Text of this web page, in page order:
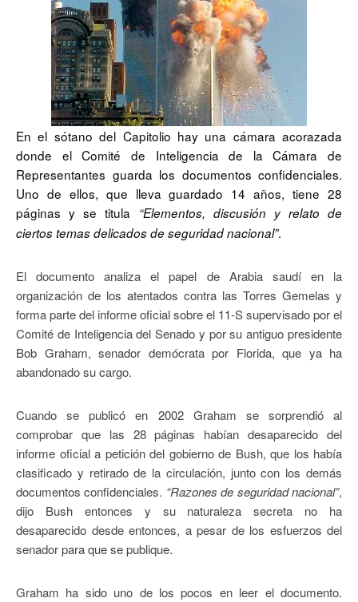
En el sótano del Capitolio hay una cámara acorazada
donde el Comité de Inteligencia de la Cámara de
Representantes guarda los documentos confidenciales.
Uno de ellos, que lleva guardado 14 años, tiene 28
páginas y se titula “Elementos, discusión y relato de
ciertos temas delicados de seguridad nacional”.
El documento analiza el papel de Arabia saudí en la
organización de los atentados contra las Torres Gemelas y
forma parte del informe oficial sobre el 11-S supervisado por el
Comité de Inteligencia del Senado y por su antiguo presidente
Bob Graham, senador demócrata por Florida, que ya ha
abandonado su cargo.
Cuando se publicó en 2002 Graham se sorprendió al
comprobar que las 28 páginas habían desaparecido del
informe oficial a petición del gobierno de Bush, que los había
clasificado y retirado de la circulación, junto con los demás
documentos confidenciales. “Razones de seguridad nacional”,
dijo Bush entonces y su naturaleza secreta no ha
desaparecido desde entonces, a pesar de los esfuerzos del
senador para que se publique.
Graham ha sido uno de los pocos en leer el documento.